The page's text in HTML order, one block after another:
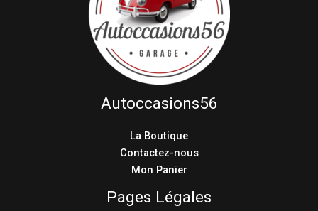
Autoccasions56
La Boutique
Contactez-nous
Mon Panier
Pages Légales